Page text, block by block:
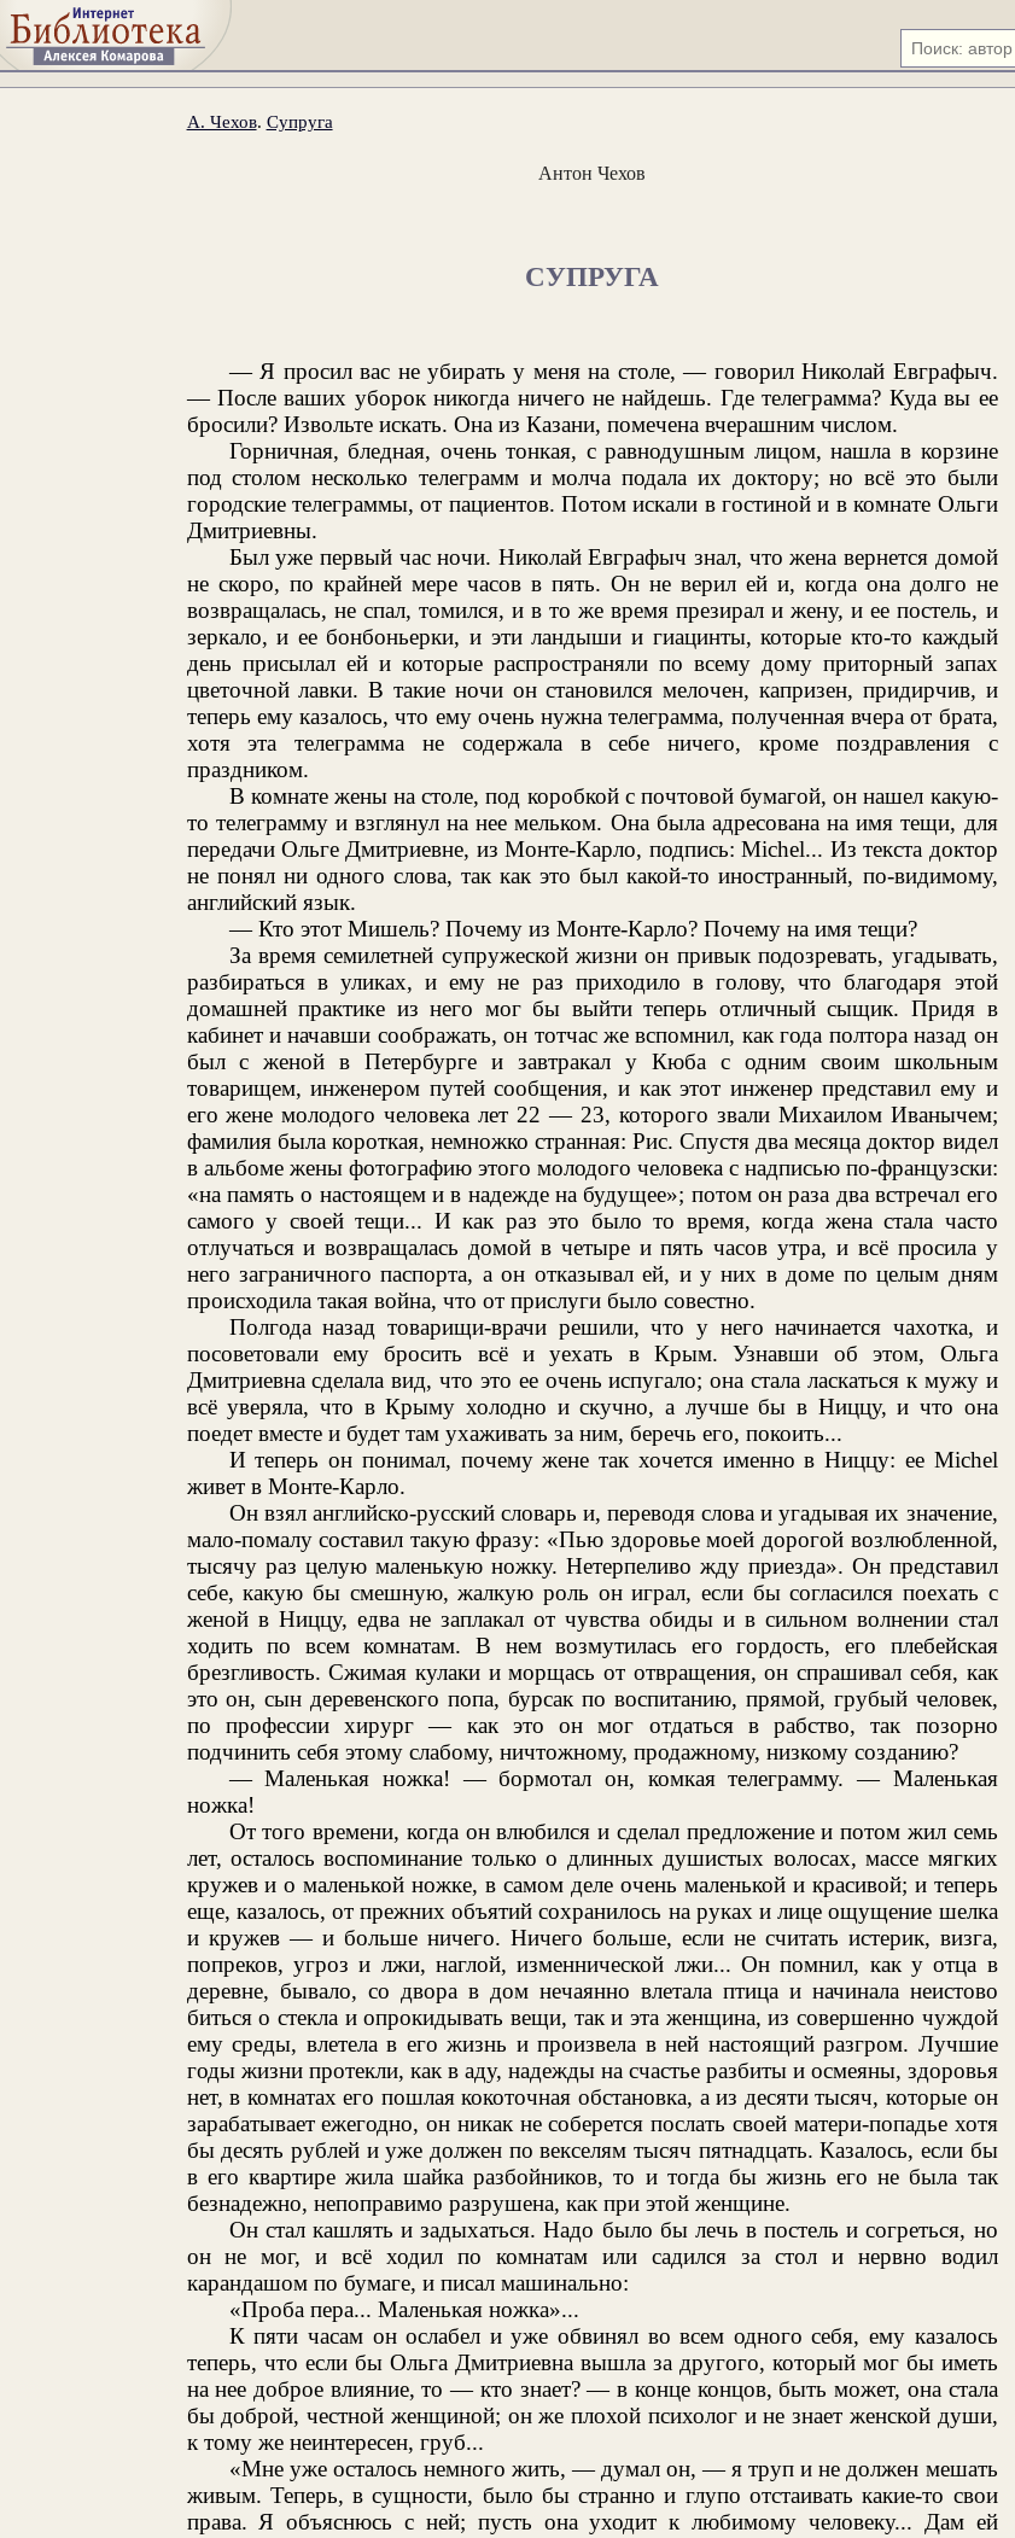
А. Чехов. Супруга
Антон Чехов
СУПРУГА
— Я просил вас не убирать у меня на столе, — говорил Николай Евграфыч.
— После ваших уборок никогда ничего не найдешь. Где телеграмма? Куда вы ее
бросили? Извольте искать. Она из Казани, помечена вчерашним числом.
Горничная, бледная, очень тонкая, с равнодушным лицом, нашла в корзине
под столом несколько телеграмм и молча подала их доктору; но всё это были
городские телеграммы, от пациентов. Потом искали в гостиной и в комнате Ольги
Дмитриевны.
Был уже первый час ночи. Николай Евграфыч знал, что жена вернется домой
не скоро, по крайней мере часов в пять. Он не верил ей и, когда она долго не
возвращалась, не спал, томился, и в то же время презирал и жену, и ее постель, и
зеркало, и ее бонбоньерки, и эти ландыши и гиацинты, которые кто-то каждый
день присылал ей и которые распространяли по всему дому приторный запах
цветочной лавки. В такие ночи он становился мелочен, капризен, придирчив, и
теперь ему казалось, что ему очень нужна телеграмма, полученная вчера от брата,
хотя эта телеграмма не содержала в себе ничего, кроме поздравления с
праздником.
В комнате жены на столе, под коробкой с почтовой бумагой, он нашел какую-
то телеграмму и взглянул на нее мельком. Она была адресована на имя тещи, для
передачи Ольге Дмитриевне, из Монте-Карло, подпись: Michel... Из текста доктор
не понял ни одного слова, так как это был какой-то иностранный, по-видимому,
английский язык.
— Кто этот Мишель? Почему из Монте-Карло? Почему на имя тещи?
За время семилетней супружеской жизни он привык подозревать, угадывать,
разбираться в уликах, и ему не раз приходило в голову, что благодаря этой
домашней практике из него мог бы выйти теперь отличный сыщик. Придя в
кабинет и начавши соображать, он тотчас же вспомнил, как года полтора назад он
был с женой в Петербурге и завтракал у Кюба с одним своим школьным
товарищем, инженером путей сообщения, и как этот инженер представил ему и
его жене молодого человека лет 22 — 23, которого звали Михаилом Иванычем;
фамилия была короткая, немножко странная: Рис. Спустя два месяца доктор видел
в альбоме жены фотографию этого молодого человека с надписью по-французски:
«на память о настоящем и в надежде на будущее»; потом он раза два встречал его
самого у своей тещи... И как раз это было то время, когда жена стала часто
отлучаться и возвращалась домой в четыре и пять часов утра, и всё просила у
него заграничного паспорта, а он отказывал ей, и у них в доме по целым дням
происходила такая война, что от прислуги было совестно.
Полгода назад товарищи-врачи решили, что у него начинается чахотка, и
посоветовали ему бросить всё и уехать в Крым. Узнавши об этом, Ольга
Дмитриевна сделала вид, что это ее очень испугало; она стала ласкаться к мужу и
всё уверяла, что в Крыму холодно и скучно, а лучше бы в Ниццу, и что она
поедет вместе и будет там ухаживать за ним, беречь его, покоить...
И теперь он понимал, почему жене так хочется именно в Ниццу: ее Michel
живет в Монте-Карло.
Он взял английско-русский словарь и, переводя слова и угадывая их значение,
мало-помалу составил такую фразу: «Пью здоровье моей дорогой возлюбленной,
тысячу раз целую маленькую ножку. Нетерпеливо жду приезда». Он представил
себе, какую бы смешную, жалкую роль он играл, если бы согласился поехать с
женой в Ниццу, едва не заплакал от чувства обиды и в сильном волнении стал
ходить по всем комнатам. В нем возмутилась его гордость, его плебейская
брезгливость. Сжимая кулаки и морщась от отвращения, он спрашивал себя, как
это он, сын деревенского попа, бурсак по воспитанию, прямой, грубый человек,
по профессии хирург — как это он мог отдаться в рабство, так позорно
подчинить себя этому слабому, ничтожному, продажному, низкому созданию?
— Маленькая ножка! — бормотал он, комкая телеграмму. — Маленькая
ножка!
От того времени, когда он влюбился и сделал предложение и потом жил семь
лет, осталось воспоминание только о длинных душистых волосах, массе мягких
кружев и о маленькой ножке, в самом деле очень маленькой и красивой; и теперь
еще, казалось, от прежних объятий сохранилось на руках и лице ощущение шелка
и кружев — и больше ничего. Ничего больше, если не считать истерик, визга,
попреков, угроз и лжи, наглой, изменнической лжи... Он помнил, как у отца в
деревне, бывало, со двора в дом нечаянно влетала птица и начинала неистово
биться о стекла и опрокидывать вещи, так и эта женщина, из совершенно чуждой
ему среды, влетела в его жизнь и произвела в ней настоящий разгром. Лучшие
годы жизни протекли, как в аду, надежды на счастье разбиты и осмеяны, здоровья
нет, в комнатах его пошлая кокоточная обстановка, а из десяти тысяч, которые он
зарабатывает ежегодно, он никак не соберется послать своей матери-попадье хотя
бы десять рублей и уже должен по векселям тысяч пятнадцать. Казалось, если бы
в его квартире жила шайка разбойников, то и тогда бы жизнь его не была так
безнадежно, непоправимо разрушена, как при этой женщине.
Он стал кашлять и задыхаться. Надо было бы лечь в постель и согреться, но
он не мог, и всё ходил по комнатам или садился за стол и нервно водил
карандашом по бумаге, и писал машинально:
«Проба пера... Маленькая ножка»...
К пяти часам он ослабел и уже обвинял во всем одного себя, ему казалось
теперь, что если бы Ольга Дмитриевна вышла за другого, который мог бы иметь
на нее доброе влияние, то — кто знает? — в конце концов, быть может, она стала
бы доброй, честной женщиной; он же плохой психолог и не знает женской души,
к тому же неинтересен, груб...
«Мне уже осталось немного жить, — думал он, — я труп и не должен мешать
живым. Теперь, в сущности, было бы странно и глупо отстаивать какие-то свои
права. Я объяснюсь с ней; пусть она уходит к любимому человеку... Дам ей